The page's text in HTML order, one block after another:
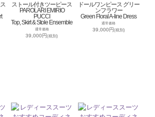
ストール付きツーピース
PAROLARI EMIRIO
PUCCI
Top, Skirt & Stole Ensemble
通常価格
39,000円(税別)
ドールワンピース グリー
ンフラワー
Green Floral A-line Dress
通常価格
39,000円(税別)